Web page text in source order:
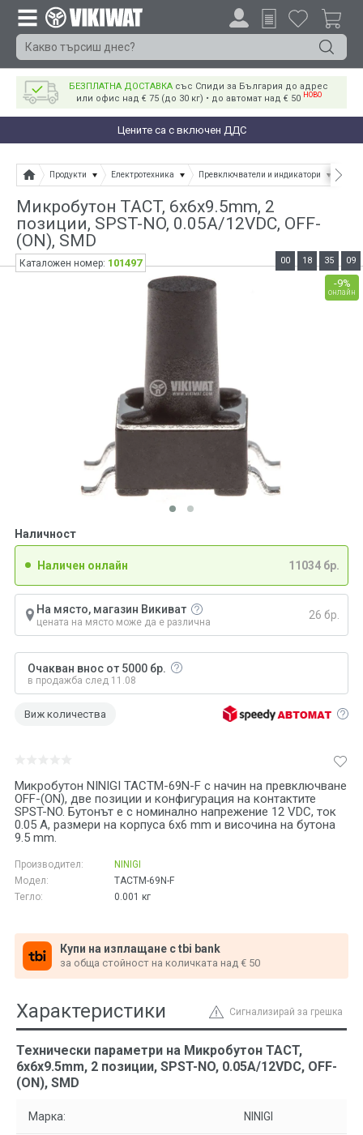
БЕЗПЛАТНА ДОСТАВКА със Спиди за България до адрес
или офис над € 75 (до 30 кг) • до автомат над € 50 НОВО
Цените са с включен ДДС
Продукти Електротехника Превключватели и индикатори
Микробутон TACT, 6x6x9.5mm, 2
позиции, SPST-NO, 0.05A/12VDC, OFF-
(ON), SMD
Микробутон NINIGI TACTM-69N-F с начин на превключване
OFF-(ON), две позиции и конфигурация на контактите
SPST-NO. Бутонът е с номинално напрежение 12 VDC, ток
0.05 A, размери на корпуса 6x6 mm и височина на бутона
9.5 mm.
Производител:
NINIGI
Модел:
TACTM-69N-F
Тегло:
0.001 кг
Купи на изплащане с tbi bank
за обща стойност на количката над € 50
Наличност
Наличен онлайн 11034 бр.
На място, магазин Викиват
цената на място може да е различна
26 бр.
Очакван внос от 5000 бр.
в продажба след 11.08
Виж количества
-9%
онлайн
00 18 35 09
Каталожен номер: 101497
Сигнализирай за грешка
Характеристики
Технически параметри на Микробутон TACT,
6x6x9.5mm, 2 позиции, SPST-NO, 0.05A/12VDC, OFF-
(ON), SMD
Марка: NINIGI